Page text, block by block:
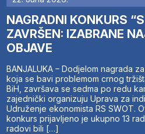
NAGRADNI KONKURS
ZAVRŠEN: IZABRANE
OBJAVE
BANJALUKA – Dodjelom nagrada
koja se bavi problemom crnog
BiH, završava se sedma po redu
zajednički organizuju Uprava za
Udruženje ekonomista RS SWOT.
konkurs prijavljeno je ukupno 13
radovi bili […]